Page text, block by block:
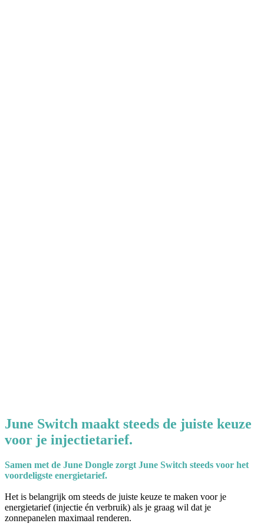
June Switch maakt steeds de juiste keuze
voor je injectietarief.
Samen met de June Dongle zorgt June Switch steeds voor het
voordeligste energietarief.
Het is belangrijk om steeds de juiste keuze te maken voor je
energietarief (injectie én verbruik) als je graag wil dat je
zonnepanelen maximaal renderen.